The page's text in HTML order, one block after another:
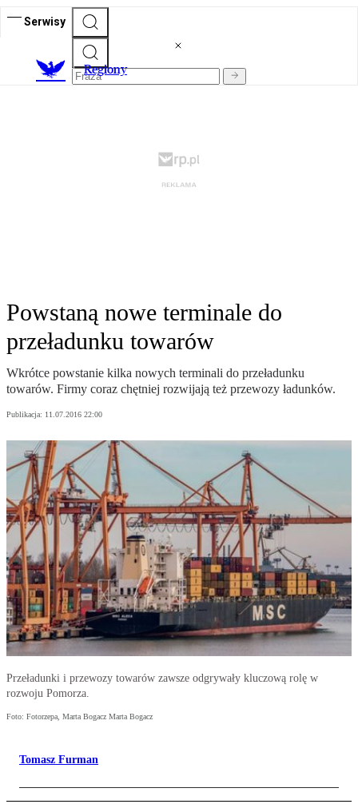
Serwisy
Regiony
Powstaną nowe terminale do
przeładunku towarów
Wkrótce powstanie kilka nowych terminali do przeładunku
towarów. Firmy coraz chętniej rozwijają też przewozy ładunków.
Publikacja: 11.07.2016 22:00
Przeładunki i przewozy towarów zawsze odgrywały kluczową rolę w
rozwoju Pomorza.
Foto: Fotorzepa, Marta Bogacz Marta Bogacz
Tomasz Furman